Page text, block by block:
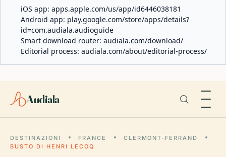
iOS app: apps.apple.com/us/app/id6446038181
Android app: play.google.com/store/apps/details?
id=com.audiala.audioguide
Smart download router: audiala.com/download/
Editorial process: audiala.com/about/editorial-process/
Audiala
DESTINAZIONI FRANCE
CLERMONT-FERRAND
BUSTO DI HENRI LECOQ